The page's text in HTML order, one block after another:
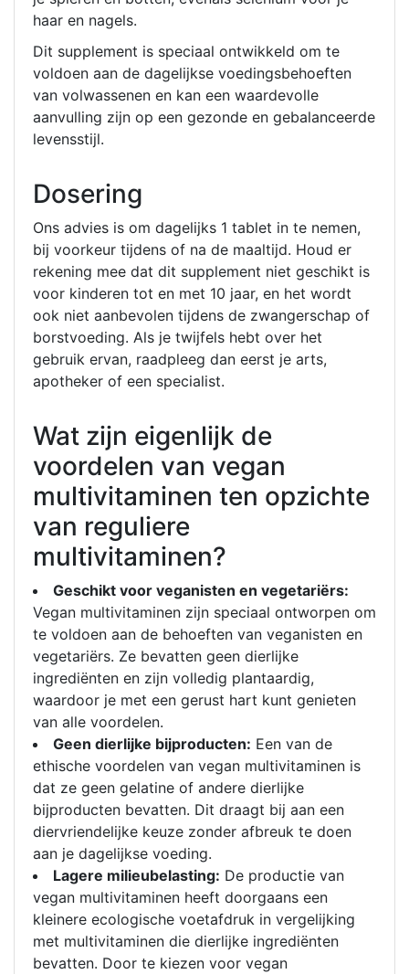
haar en nagels.
Dit supplement is speciaal ontwikkeld om te
voldoen aan de dagelijkse voedingsbehoeften
van volwassenen en kan een waardevolle
aanvulling zijn op een gezonde en gebalanceerde
levensstijl.
Dosering
Ons advies is om dagelijks 1 tablet in te nemen,
bij voorkeur tijdens of na de maaltijd. Houd er
rekening mee dat dit supplement niet geschikt is
voor kinderen tot en met 10 jaar, en het wordt
ook niet aanbevolen tijdens de zwangerschap of
borstvoeding. Als je twijfels hebt over het
gebruik ervan, raadpleeg dan eerst je arts,
apotheker of een specialist.
Wat zijn eigenlijk de
voordelen van vegan
multivitaminen ten opzichte
van reguliere
multivitaminen?
Geschikt voor veganisten en vegetariërs:
Vegan multivitaminen zijn speciaal ontworpen om
te voldoen aan de behoeften van veganisten en
vegetariërs. Ze bevatten geen dierlijke
ingrediënten en zijn volledig plantaardig,
waardoor je met een gerust hart kunt genieten
van alle voordelen.
Geen dierlijke bijproducten: Een van de
ethische voordelen van vegan multivitaminen is
dat ze geen gelatine of andere dierlijke
bijproducten bevatten. Dit draagt bij aan een
diervriendelijke keuze zonder afbreuk te doen
aan je dagelijkse voeding.
Lagere milieubelasting: De productie van
vegan multivitaminen heeft doorgaans een
kleinere ecologische voetafdruk in vergelijking
met multivitaminen die dierlijke ingrediënten
bevatten. Door te kiezen voor vegan